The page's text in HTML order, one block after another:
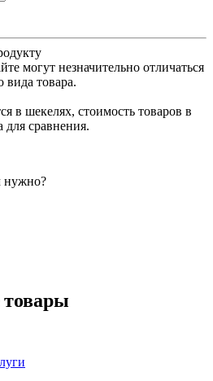
могут незначительно отличаться
вида товара.
в шекелях, стоимость товаров в
для сравнения.
нужно?